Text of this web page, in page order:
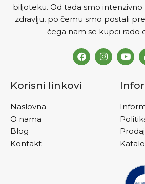
biljoteku. Od tada smo intenzivno
zdravlju, po čemu smo postali
čega nam se kupci rado
Korisni linkovi
Naslovna
O nama
Blog
Kontakt